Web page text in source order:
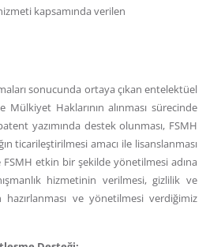
kapsamında verilen
sonucunda ortaya çıkan entelektüel
Mülkiyet Haklarının alınması sürecinde
yazımında destek olunması, FSMH
ticarileştirilmesi amacı ile lisanslanması
etkin bir şekilde yönetilmesi adına
hizmetinin verilmesi, gizlilik ve
hazırlanması ve yönetilmesi verdiğimiz